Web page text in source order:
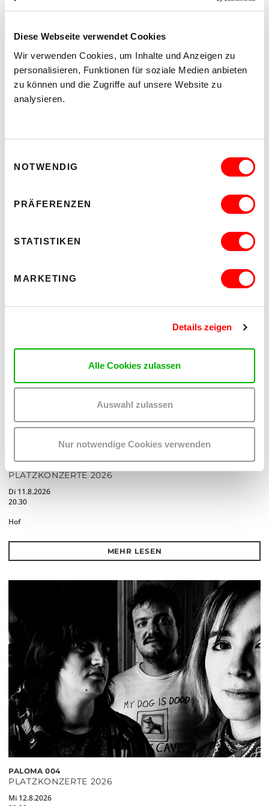
Diese Webseite verwendet Cookies
Wir verwenden Cookies, um Inhalte und Anzeigen zu
personalisieren, Funktionen für soziale Medien anbieten
zu können und die Zugriffe auf unsere Website zu
analysieren.
NOTWENDIG
PRÄFERENZEN
STATISTIKEN
MARKETING
Details zeigen
Alle Cookies zulassen
Auswahl zulassen
Nur notwendige Cookies verwenden
PUBLIKUM
DER TÄUBLING
PLATZKONZERTE 2026
Di 11.8.2026
20.30
Hof
MEHR LESEN
PALOMA 004
PLATZKONZERTE 2026
Mi 12.8.2026